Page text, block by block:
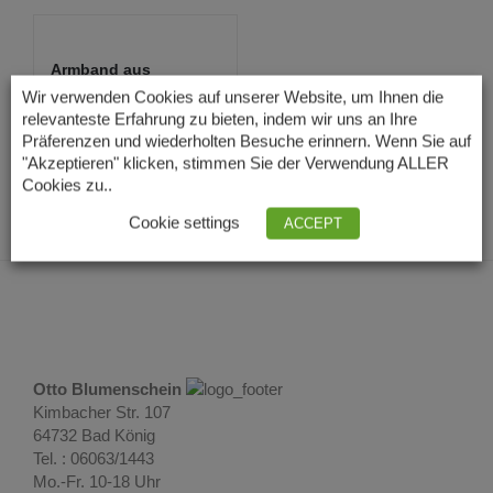
Armband aus
Chrysopras 3-4 mm
face...
21,00€ Lieferzeit: 3 – 5
Tage
Otto Blumenschein
Kimbacher Str. 107
64732 Bad König
Tel. : 06063/1443
Mo.-Fr. 10-18 Uhr
Wir verwenden Cookies auf unserer Website, um Ihnen die
relevanteste Erfahrung zu bieten, indem wir uns an Ihre
Präferenzen und wiederholten Besuche erinnern. Wenn Sie auf
"Akzeptieren" klicken, stimmen Sie der Verwendung ALLER
Cookies zu..
Cookie settings ACCEPT